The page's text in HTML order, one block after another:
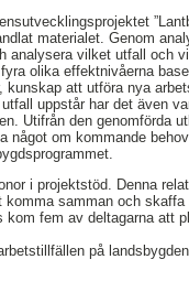
materialet. Genom
analysera vilket utfall och
olika effektnivåerna
kunskap att utföra nya
uppstår har det även
Utifrån den genomförda
om kommande
i projektstöd. Denna
samman och
fem av deltagarna att
på landsbygden.